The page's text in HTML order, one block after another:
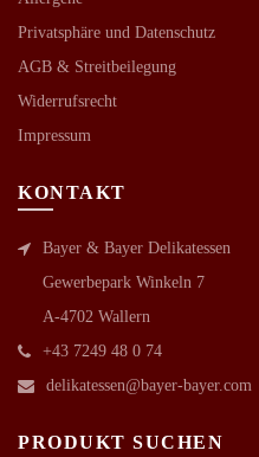
Privatsphäre und Datenschutz
AGB & Streitbeilegung
Widerrufsrecht
Impressum
KONTAKT
Bayer & Bayer Delikatessen
Gewerbepark Winkeln 7
A-4702 Wallern
+43 7249 48 0 74
delikatessen@bayer-bayer.com
PRODUKT SUCHEN